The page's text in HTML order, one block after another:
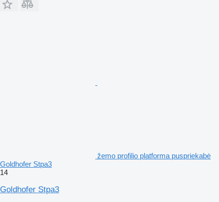
žemo profilio platforma puspriekabė
Goldhofer Stpa3
14
Goldhofer Stpa3